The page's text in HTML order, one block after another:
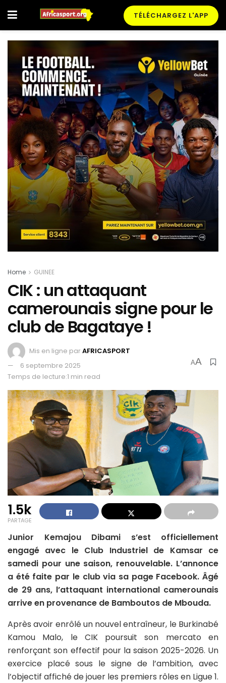
TÉLÉCHARGEZ L'APP
Home GUINEE
CIK : un attaquant
camerounais signe pour le
club de Bagataye !
Mis en ligne parAFRICASPORT
6 septembre 2025
Temps de lecture:1 min read
AA
1.5k
PARTAGE
Junior Kemajou Dibami s’est officiellement
engagé avec le Club Industriel de Kamsar ce
samedi pour une saison, renouvelable. L’annonce
a été faite par le club via sa page Facebook. Âgé
de 29 ans, l’attaquant international camerounais
arrive en provenance de Bamboutos de Mbouda.
Après avoir enrôlé un nouvel entraîneur, le Burkinabé
Kamou Malo, le CIK poursuit son mercato en
renforçant son effectif pour la saison 2025-2026. Un
exercice placé sous le signe de l’ambition, avec
l’objectif affiché de jouer les premiers rôles en Ligue 1.